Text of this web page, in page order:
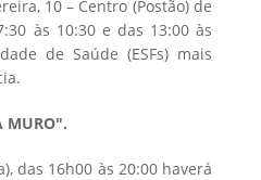
10 – Centro (Postão) de
às 10:30 e das 13:00 às
de Saúde (ESFs) mais
MURO".
das 16h00 às 20:00 haverá